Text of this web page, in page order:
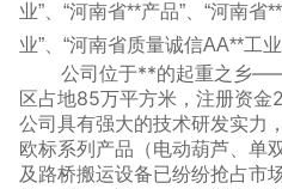
业”、“河南省**产品”、“河南省
业”、“河南省质量诚信AA**工
公司位于**的起重之乡——
区占地85万平方米，注册资金
公司具有强大的技术研发实力
欧标系列产品（电动葫芦、单
及路桥搬运设备已纷纷抢占市